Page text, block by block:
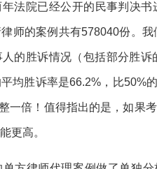
法院已经公开的民事判决
师的案例共有578040份。
的胜诉情况（包括部分胜
均胜诉率是66.2%，比50%
一倍！值得指出的是，如果
更高。